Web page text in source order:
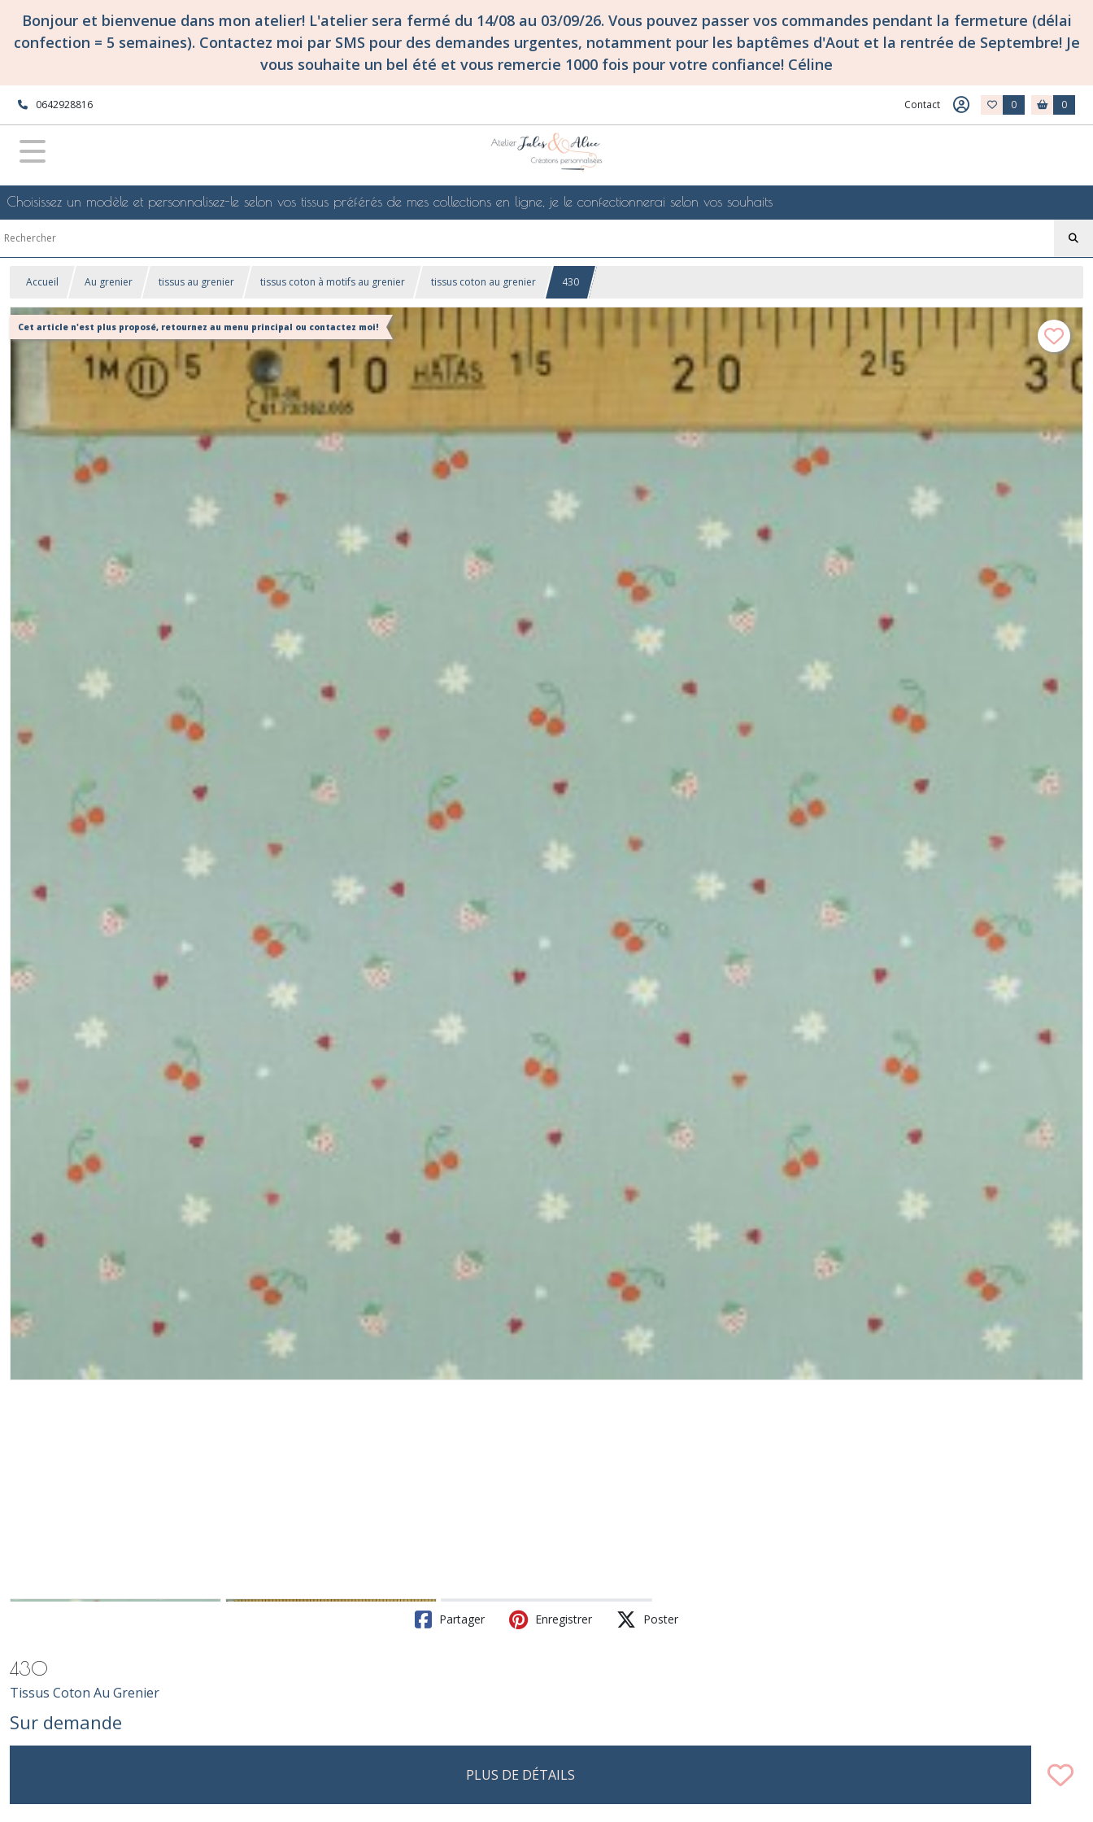
Bonjour et bienvenue dans mon atelier! L'atelier sera fermé du 14/08 au 03/09/26. Vous pouvez passer vos commandes pendant la fermeture (délai
confection = 5 semaines). Contactez moi par SMS pour des demandes urgentes, notamment pour les baptêmes d'Aout et la rentrée de Septembre! Je
vous souhaite un bel été et vous remercie 1000 fois pour votre confiance! Céline
0642928816 Contact 0 0
Choisissez un modèle et personnalisez-le selon vos tissus préférés de mes collections en ligne, je le confectionnerai selon vos souhaits
Accueil Au grenier tissus au grenier tissus coton à motifs au grenier tissus coton au grenier 430
Cet article n'est plus proposé, retournez au menu principal ou contactez moi!
Partager Enregistrer Poster
430
Tissus Coton Au Grenier
Sur demande
PLUS DE DÉTAILS